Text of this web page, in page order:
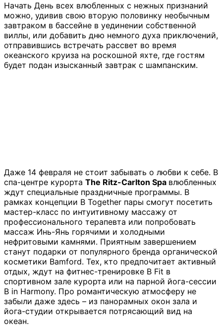
Начать День всех влюбленных с нежных признаний
можно, удивив свою вторую половинку необычным
завтраком в бассейне в уединении собственной
виллы, или добавить дню немного духа приключений,
отправившись встречать рассвет во время
океанского круиза на роскошной яхте, где гостям
будет подан изысканный завтрак с шампанским.
Даже 14 февраля не стоит забывать о любви к себе. В
спа-центре курорта The Ritz-Carlton Spa влюбленных
ждут специальные праздничные программы. В
рамках концепции B Together пары смогут посетить
мастер-класс по интуитивному массажу от
профессионального терапевта или попробовать
массаж Инь-Янь горячими и холодными
нефритовыми камнями. Приятным завершением
станут подарки от популярного бренда органической
косметики Bamford. Тех, кто предпочитает активный
отдых, ждут на фитнес-тренировке B Fit в
спортивном зале курорта или на парной йога-сессии
B in Harmony. Про романтическую атмосферу не
забыли даже здесь – из панорамных окон зала и
йога-студии открывается потрясающий вид на
океан.